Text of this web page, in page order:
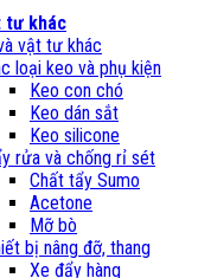
tư khác
vật tư khác
loại keo và phụ kiện
Keo con chó
Keo dán sắt
Keo silicone
rửa và chống rỉ sét
Chất tẩy Sumo
Acetone
Mỡ bò
bị nâng đỡ, thang
Xe đẩy hàng